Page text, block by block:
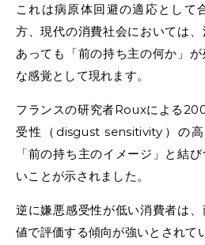
これは病原体回避の適応として
方、現代の消費社会においては
あっても「前の持ち主の何か」
な感覚として現れます。
フランスの研究者Rouxによる
受性（disgust sensitivity）の
「前の持ち主のイメージ」と結
いことが示されました。
逆に嫌悪感受性が低い消費者は
値で評価する傾向が強いとされて